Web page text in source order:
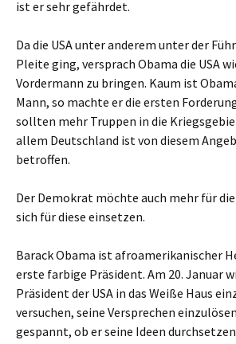
ist er sehr gefährdet.
Da die USA unter anderem unter der
Pleite ging, versprach Obama die USA
Vordermann zu bringen. Kaum ist
Mann, so machte er die ersten
sollten mehr Truppen in die
allem Deutschland ist von diesem
betroffen.
Der Demokrat möchte auch mehr für
sich für diese einsetzen.
Barack Obama ist afroamerikanischer
erste farbige Präsident. Am 20. Januar
Präsident der USA in das Weiße Haus
versuchen, seine Versprechen
gespannt, ob er seine Ideen